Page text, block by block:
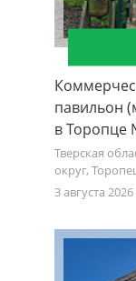
павильон
в Торопце
Тверская
округ,
3 августа 2026